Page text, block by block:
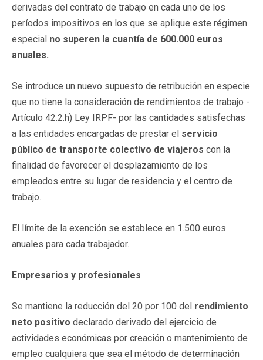
derivadas del contrato de trabajo en cada uno de los
períodos impositivos en los que se aplique este régimen
especial no superen la cuantía de 600.000 euros
anuales.
Se introduce un nuevo supuesto de retribución en especie
que no tiene la consideración de rendimientos de trabajo -
Artículo 42.2.h) Ley IRPF- por las cantidades satisfechas
a las entidades encargadas de prestar el servicio
público de transporte colectivo de viajeros con la
finalidad de favorecer el desplazamiento de los
empleados entre su lugar de residencia y el centro de
trabajo.
El límite de la exención se establece en 1.500 euros
anuales para cada trabajador.
Empresarios y profesionales
Se mantiene la reducción del 20 por 100 del rendimiento
neto positivo declarado derivado del ejercicio de
actividades económicas por creación o mantenimiento de
empleo cualquiera que sea el método de determinación